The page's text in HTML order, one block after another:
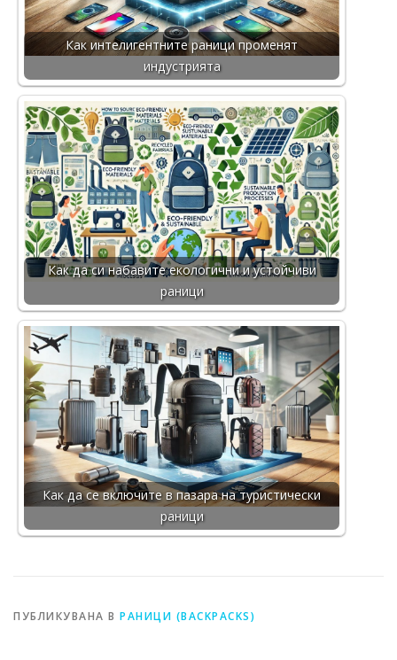
Как интелигентните раници променят
индустрията
Как да си набавите екологични и устойчиви
раници
Как да се включите в пазара на туристически
раници
ПУБЛИКУВАНА В РАНИЦИ (BACKPACKS)